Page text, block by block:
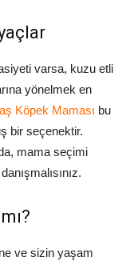
varsa, kuzu etli
yönelmek en
Köpek Maması bu
bir seçenektir.
mama seçimi
ve sizin yaşam